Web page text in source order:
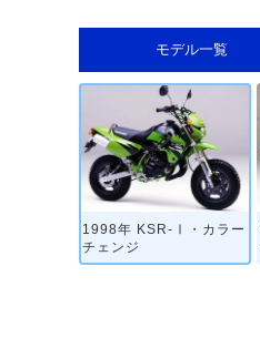
モデル一覧
1998年 KSR-Ⅰ・カラー
チェンジ